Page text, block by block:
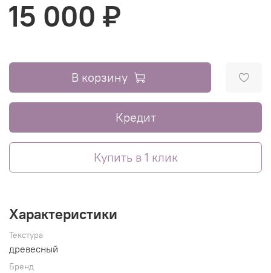
15 000 ₽
В корзину
Кредит
Купить в 1 клик
Характеристики
Текстура
древесный
Бренд